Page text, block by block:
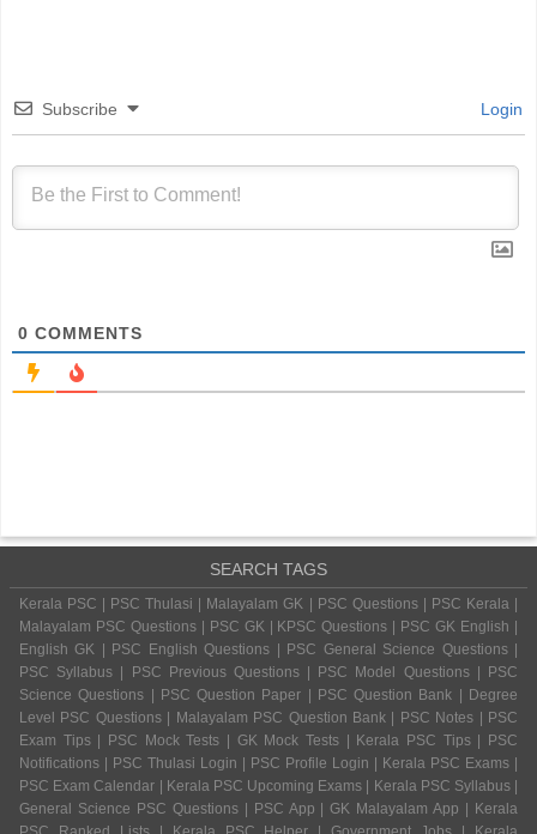
Subscribe Login
0 COMMENTS
SEARCH TAGS
Kerala PSC | PSC Thulasi | Malayalam GK | PSC Questions | PSC Kerala |
Malayalam PSC Questions | PSC GK | KPSC Questions | PSC GK English |
English GK | PSC English Questions | PSC General Science Questions |
PSC Syllabus | PSC Previous Questions | PSC Model Questions | PSC
Science Questions | PSC Question Paper | PSC Question Bank | Degree
Level PSC Questions | Malayalam PSC Question Bank | PSC Notes | PSC
Exam Tips | PSC Mock Tests | GK Mock Tests | Kerala PSC Tips | PSC
Notifications | PSC Thulasi Login | PSC Profile Login | Kerala PSC Exams |
PSC Exam Calendar | Kerala PSC Upcoming Exams | Kerala PSC Syllabus |
General Science PSC Questions | PSC App | GK Malayalam App | Kerala